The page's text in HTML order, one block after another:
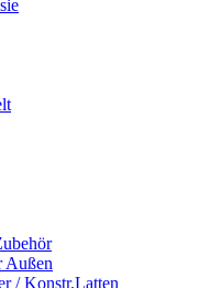
Außen
/ Konstr.Latten